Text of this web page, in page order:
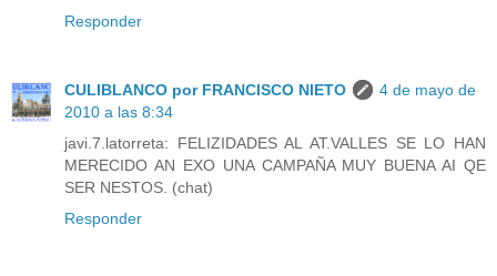
Responder
CULIBLANCO por FRANCISCO NIETO
4 de mayo de
2010 a las 8:34
javi.7.latorreta: FELIZIDADES AL AT.VALLES SE LO HAN
MERECIDO AN EXO UNA CAMPAÑA MUY BUENA AI QE
SER NESTOS. (chat)
Responder